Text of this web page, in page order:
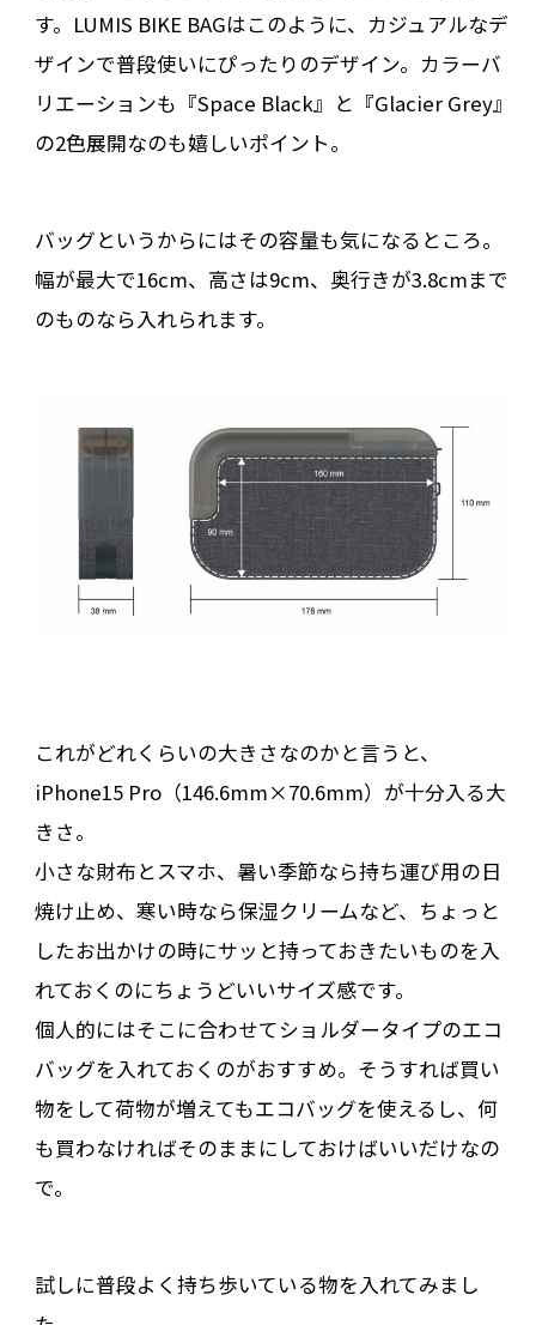
す。LUMIS BIKE BAGはこのように、カジュアルなデ
ザインで普段使いにぴったりのデザイン。カラーバ
リエーションも『Space Black』と『Glacier Grey』
の2色展開なのも嬉しいポイント。
バッグというからにはその容量も気になるところ。
幅が最大で16cm、高さは9cm、奥行きが3.8cmまで
のものなら入れられます。
これがどれくらいの大きさなのかと言うと、
iPhone15 Pro（146.6mm×70.6mm）が十分入る大
きさ。
小さな財布とスマホ、暑い季節なら持ち運び用の日
焼け止め、寒い時なら保湿クリームなど、ちょっと
したお出かけの時にサッと持っておきたいものを入
れておくのにちょうどいいサイズ感です。
個人的にはそこに合わせてショルダータイプのエコ
バッグを入れておくのがおすすめ。そうすれば買い
物をして荷物が増えてもエコバッグを使えるし、何
も買わなければそのままにしておけばいいだけなの
で。
試しに普段よく持ち歩いている物を入れてみまし